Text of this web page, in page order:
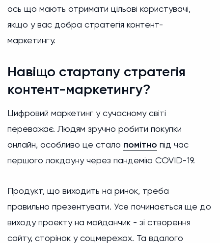
ось що мають отримати цільові користувачі,
якщо у вас добра стратегія контент-
маркетингу.
Навіщо стартапу стратегія
контент-маркетингу?
Цифровий маркетинг у сучасному світі
переважає. Людям зручно робити покупки
онлайн, особливо це стало помітно під час
першого локдауну через пандемію COVID-19.
Продукт, що виходить на ринок, треба
правильно презентувати. Усе починається ще до
виходу проекту на майданчик - зі створення
сайту, сторінок у соцмережах. Та вдалого